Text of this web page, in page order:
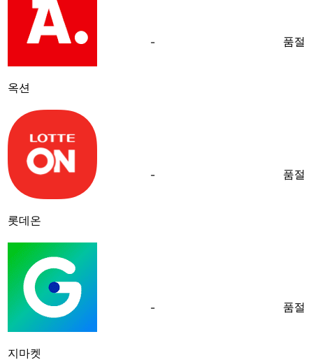
옥션
- 품절
롯데온
- 품절
지마켓
- 품절